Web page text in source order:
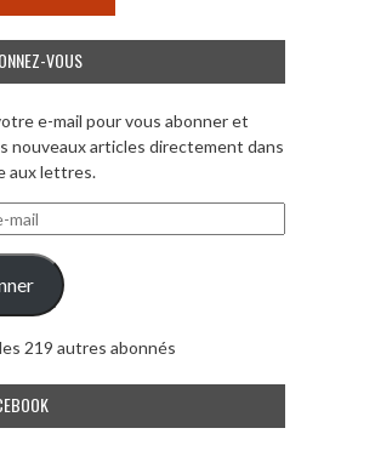
VOUS
e-mail pour vous abonner et
nouveaux articles directement dans
aux lettres.
219 autres abonnés